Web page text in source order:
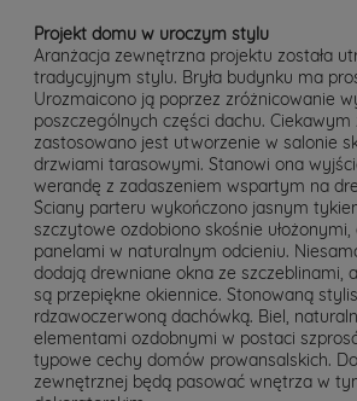
Projekt domu w uroczym stylu
Aranżacja zewnętrzna projektu została
tradycyjnym stylu. Bryła budynku ma
Urozmaicono ją poprzez zróżnicowanie
poszczególnych części dachu.
zastosowano jest utworzenie w salonie
drzwiami tarasowymi. Stanowi ona
werandę z zadaszeniem wspartym na
Ściany parteru wykończono jasnym
szczytowe ozdobiono skośnie
panelami w naturalnym odcieniu.
dodają drewniane okna ze szczeblinami,
są przepiękne okiennice. Stonowaną
rdzawoczerwoną dachówką. Biel,
elementami ozdobnymi w postaci
typowe cechy domów prowansalskich.
zewnętrznej będą pasować wnętrza w